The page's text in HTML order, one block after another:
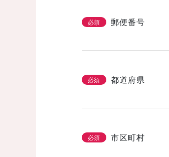
省エネ・エコ
3/3 必須 「カ
基
必須 郵便番号
必須 都道府県
必須 市区町村